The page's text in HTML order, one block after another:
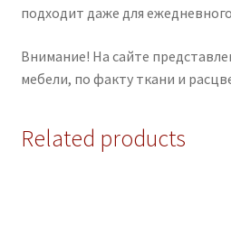
подходит даже для
Внимание! На сайте
мебели, по факту ткани и
Related products